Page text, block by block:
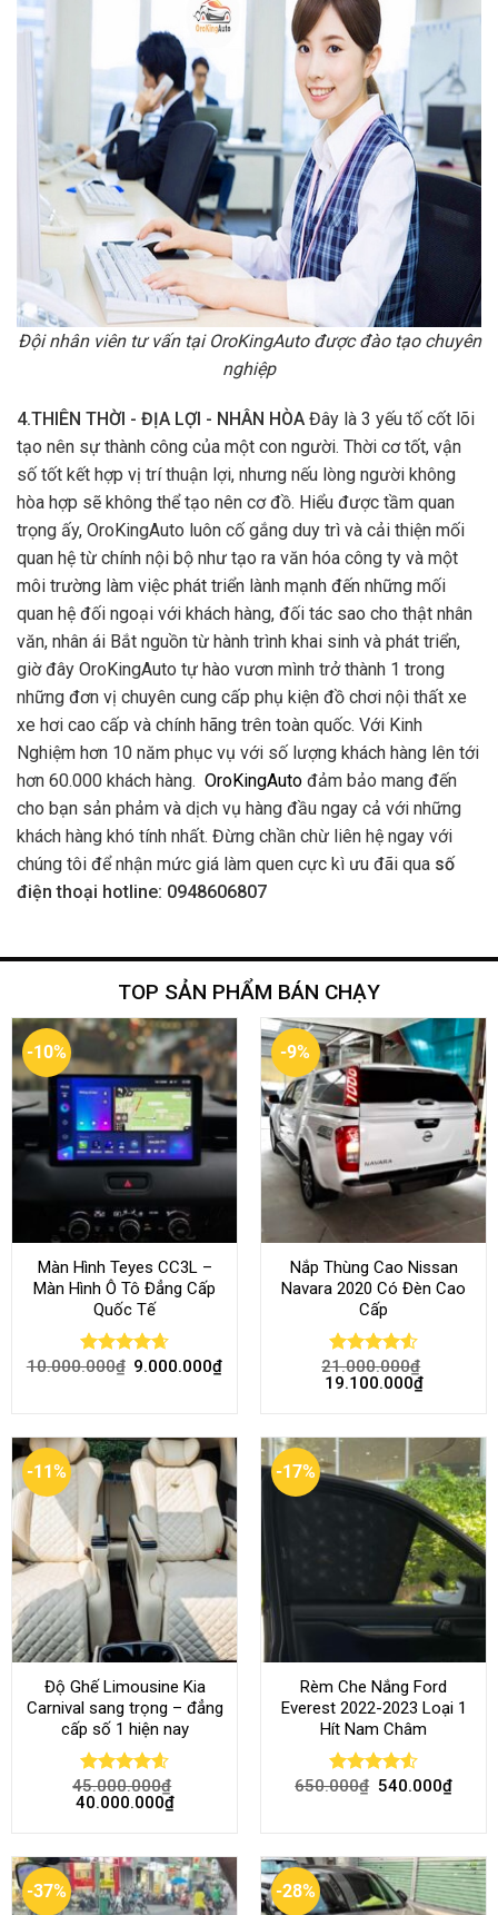
Đội nhân viên tư vấn tại OroKingAuto được đào tạo chuyên
nghiệp
4.THIÊN THỜI - ĐỊA LỢI - NHÂN HÒA Đây là 3 yếu tố cốt lõi
tạo nên sự thành công của một con người. Thời cơ tốt, vận
số tốt kết hợp vị trí thuận lợi, nhưng nếu lòng người không
hòa hợp sẽ không thể tạo nên cơ đồ. Hiểu được tầm quan
trọng ấy, OroKingAuto luôn cố gắng duy trì và cải thiện mối
quan hệ từ chính nội bộ như tạo ra văn hóa công ty và một
môi trường làm việc phát triển lành mạnh đến những mối
quan hệ đối ngoại với khách hàng, đối tác sao cho thật nhân
văn, nhân ái Bắt nguồn từ hành trình khai sinh và phát triển,
giờ đây OroKingAuto tự hào vươn mình trở thành 1 trong
những đơn vị chuyên cung cấp phụ kiện đồ chơi nội thất xe
xe hơi cao cấp và chính hãng trên toàn quốc. Với Kinh
Nghiệm hơn 10 năm phục vụ với số lượng khách hàng lên tới
hơn 60.000 khách hàng. OroKingAuto đảm bảo mang đến
cho bạn sản phảm và dịch vụ hàng đầu ngay cả với những
khách hàng khó tính nhất. Đừng chần chừ liên hệ ngay với
chúng tôi để nhận mức giá làm quen cực kì ưu đãi qua số
điện thoại hotline: 0948606807
TOP SẢN PHẨM BÁN CHẠY
-10%
Màn Hình Teyes CC3L –
Màn Hình Ô Tô Đẳng Cấp
Quốc Tế
Rated 4.68
10.000.000₫ 9.000.000₫
-9%
Nắp Thùng Cao Nissan
Navara 2020 Có Đèn Cao
Cấp
Rated4.52
out of 5
21.000.000₫
19.100.000₫
-11%
Độ Ghế Limousine Kia
Carnival sang trọng – đẳng
cấp số 1 hiện nay
Rated4.58
out of 5
45.000.000₫
40.000.000₫
-17%
Rèm Che Nắng Ford
Everest 2022-2023 Loại 1
Hít Nam Châm
Rated4.51
650.000₫ 540.000₫
-37% -28%